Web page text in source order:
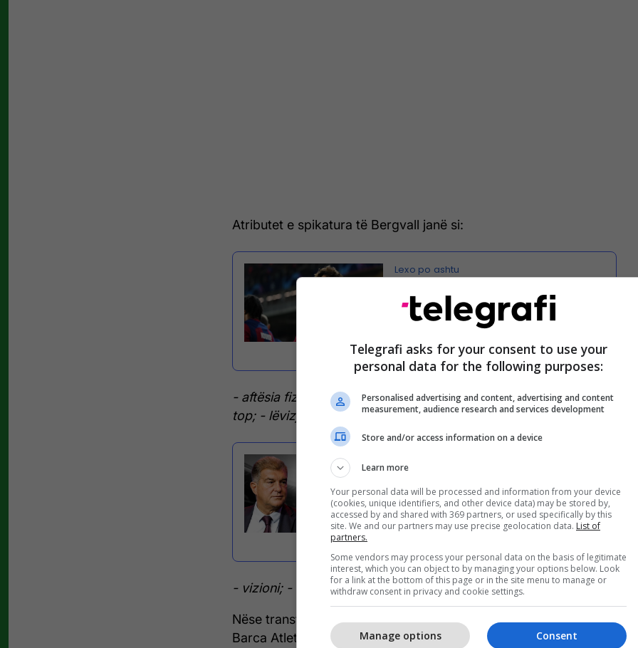
Atributet e spikatura të Bergvall janë si:
Një kërkesë e Atletico Madridit
e bën edhe më të vështirë
kalimin e Joao Felix te
Barcelona
- aftësia fizike; - prekja e parë; - aftësi teknike dhe lëvizja me
top; - lëvizjet pa top;
Zbulohet i gjithë skenari: Si do
ta shkatërronte La Ligën kalimi i
Real Madridit dhe Barcelonës
- vizioni; - rezistencë ndaj presionit.
Nëse transferohet, Bergvall ka shumë të ngjarë t'i bashkohet
Barca Atletic me një potencial për të fituar promovim në
Telegrafi asks for your consent to use your
personal data for the following purposes:
Personalised advertising and content, advertising and content
measurement, audience research and services development
Store and/or access information on a device
Learn more
Your personal data will be processed and information from your device
(cookies, unique identifiers, and other device data) may be stored by,
accessed by and shared with 369 partners, or used specifically by this
site. We and our partners may use precise geolocation data. List of
partners.
Some vendors may process your personal data on the basis of legitimate
interest, which you can object to by managing your options below. Look
for a link at the bottom of this page or in the site menu to manage or
withdraw consent in privacy and cookie settings.
Consent
Manage options